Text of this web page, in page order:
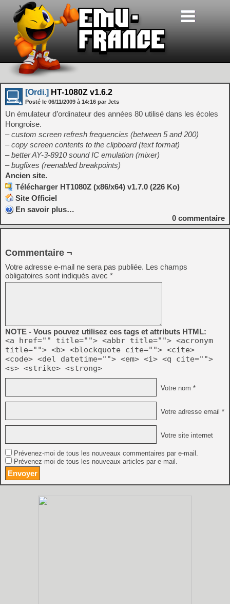
[Ordi.] HT-1080Z v1.6.2
Posté le 06/11/2009 à 14:16 par Jets
Un émulateur d’ordinateur des années 80 utilisé dans les écoles
Hongroise.
– custom screen refresh frequencies (between 5 and 200)
– copy screen contents to the clipboard (text format)
– better AY-3-8910 sound IC emulation (mixer)
– bugfixes (reenabled breakpoints)
Ancien site.
Télécharger HT1080Z (x86/x64) v1.7.0 (226 Ko)
Site Officiel
En savoir plus…
0 commentaire
Commentaire ¬
Votre adresse e-mail ne sera pas publiée. Les champs
obligatoires sont indiqués avec *
NOTE - Vous pouvez utilisez ces tags et attributs HTML:
<a href="" title=""> <abbr title=""> <acronym
title=""> <b> <blockquote cite=""> <cite>
<code> <del datetime=""> <em> <i> <q cite="">
<s> <strike> <strong>
Votre nom *
Votre adresse email *
Votre site internet
Prévenez-moi de tous les nouveaux commentaires par e-mail.
Prévenez-moi de tous les nouveaux articles par e-mail.